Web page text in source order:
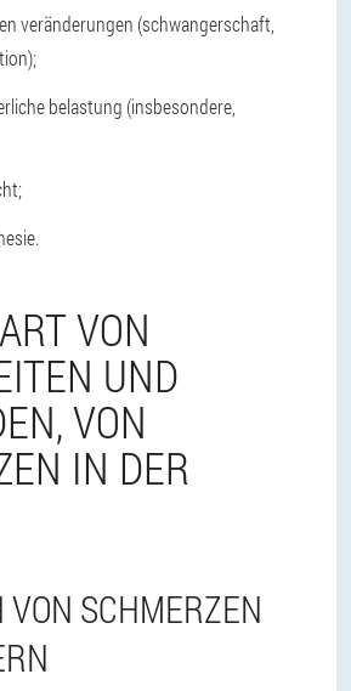
veränderungen (schwangerschaft,
belastung (insbesondere,
VON
UND
VON
IN DER
VON SCHMERZEN